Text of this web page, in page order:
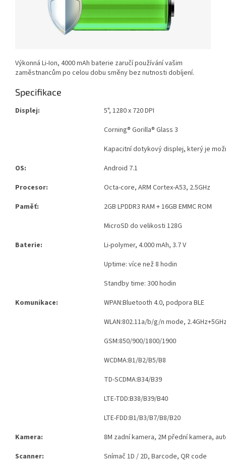
Výkonná Li-Ion, 4000 mAh baterie zaručí používání vašim
zaměstnancům po celou dobu směny bez nutnosti dobíjení.
Specifikace
Displej:
5", 1280 x 720 DPI
Corning® Gorilla® Glass 3
Kapacitní dotykový displej, který je
OS:
Android 7.1
Procesor:
Octa-core, ARM Cortex-A53, 2.5GHz
Paměť:
2GB LPDDR3 RAM + 16GB EMMC ROM
MicroSD do velikosti 128G
Baterie:
Li-polymer, 4.000 mAh, 3.7 V
Uptime: více než 8 hodin
Standby time: 300 hodin
Komunikace:
WPAN:Bluetooth 4.0, podpora BLE
WLAN:802.11a/b/g/n mode,
GSM:850/900/1800/1900
WCDMA:B1/B2/B5/B8
TD-SCDMA:B34/B39
LTE-TDD:B38/B39/B40
LTE-FDD:B1/B3/B7/B8/B20
Kamera:
8M zadní kamera, 2M přední kamera,
Scanner:
Snímač 1D / 2D, Barcode, QR code